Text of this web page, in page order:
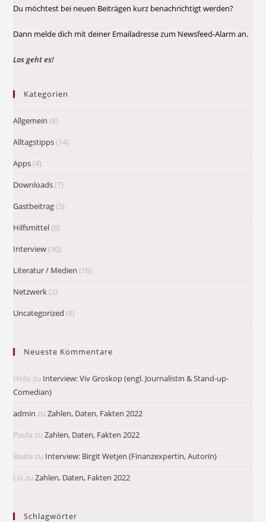
Du möchtest bei neuen Beiträgen kurz benachrichtigt werden?
Dann melde dich mit deiner Emailadresse zum Newsfeed-Alarm an.
Los geht es!
Kategorien
Allgemein (8)
Alltagstipps(14)
Apps(4)
Downloads(7)
Gastbeitrag(5)
Hilfsmittel(8)
Interview(30)
Literatur / Medien (16)
Netzwerk(2)
Uncategorized (8)
Neueste Kommentare
Hella zu Interview: Viv Groskop (engl. Journalistin & Stand-up-
Comedian)
admin zuZahlen, Daten, Fakten 2022
Paula zuZahlen, Daten, Fakten 2022
Beatezu Interview: Birgit Wetjen (Finanzexpertin, Autorin)
Lia zuZahlen, Daten, Fakten 2022
Schlagwörter